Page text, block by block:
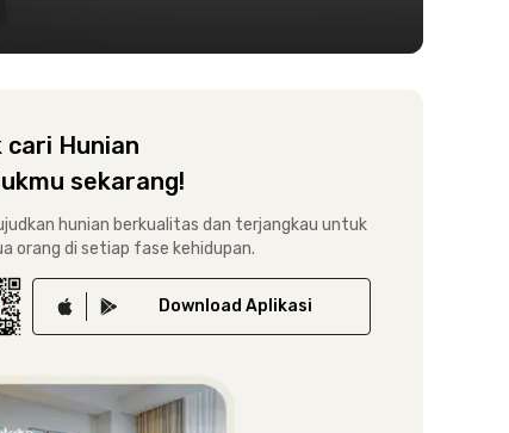
cari Hunian
sekarang!
hunian berkualitas dan terjangkau untuk
orang di setiap fase kehidupan.
Download Aplikasi